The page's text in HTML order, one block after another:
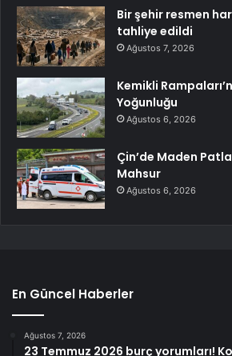
Bir şehir resmen
tahliye edildi
Ağustos 7, 2026
Kemikli
Yoğunluğu
Ağustos 6, 2026
Çin’de Maden
Mahsur
Ağustos 6, 2026
En Güncel Haberler
Ağustos 7, 2026
23 Temmuz 2026 burç yorumları!